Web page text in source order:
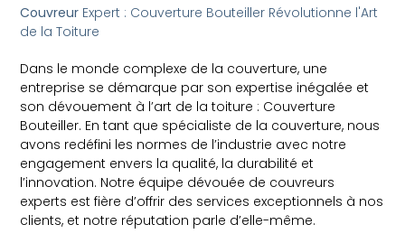
Couvreur Expert : Couverture Bouteiller Révolutionne l'Art
de la Toiture
Dans le monde complexe de la couverture, une
entreprise se démarque par son expertise inégalée et
son dévouement à l’art de la toiture : Couverture
Bouteiller. En tant que spécialiste de la couverture, nous
avons redéfini les normes de l’industrie avec notre
engagement envers la qualité, la durabilité et
l’innovation. Notre équipe dévouée de couvreurs
experts est fière d’offrir des services exceptionnels à nos
clients, et notre réputation parle d’elle-même.